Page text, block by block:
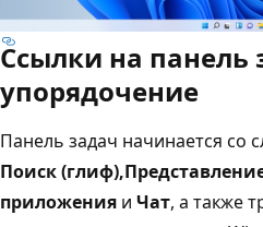
Ссылки на панель
упорядочение
Панель задач начинается со
Поиск (глиф),
приложения и Чат, а также